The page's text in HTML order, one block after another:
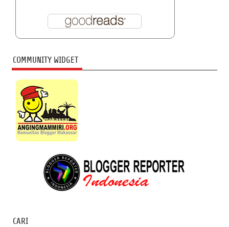
COMMUNITY WIDGET
CARI